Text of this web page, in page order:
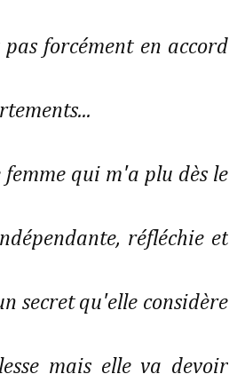
forcément en accord
femme qui m'a plu dès le
réfléchie et
secret qu'elle considère
mais elle va devoir